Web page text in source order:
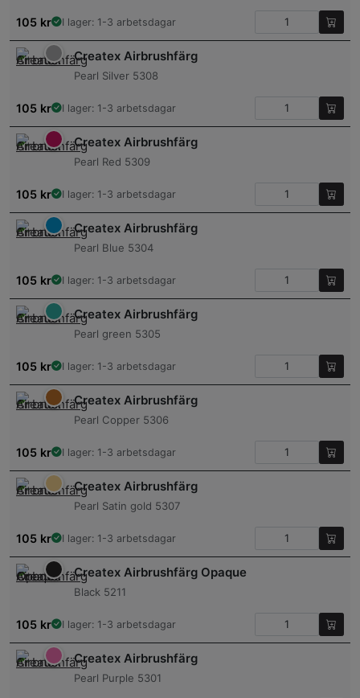
105 kr I lager: 1-3 arbetsdagar
Createx Airbrushfärg
Pearl Silver 5308
105 kr I lager: 1-3 arbetsdagar
Createx Airbrushfärg
Pearl Red 5309
105 kr I lager: 1-3 arbetsdagar
Createx Airbrushfärg
Pearl Blue 5304
105 kr I lager: 1-3 arbetsdagar
Createx Airbrushfärg
Pearl green 5305
105 kr I lager: 1-3 arbetsdagar
Createx Airbrushfärg
Pearl Copper 5306
105 kr I lager: 1-3 arbetsdagar
Createx Airbrushfärg
Pearl Satin gold 5307
105 kr I lager: 1-3 arbetsdagar
Createx Airbrushfärg Opaque
Black 5211
105 kr I lager: 1-3 arbetsdagar
Createx Airbrushfärg
Pearl Purple 5301